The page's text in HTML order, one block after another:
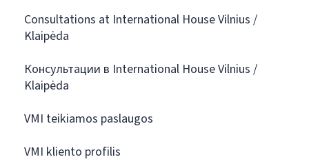
Consultations at International House Vilnius /
Klaipėda
Консультации в International House Vilnius /
Klaipėda
VMI teikiamos paslaugos
VMI kliento profilis